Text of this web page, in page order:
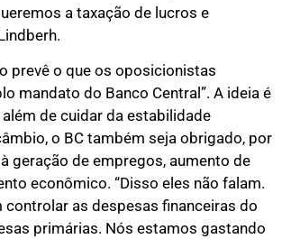
a taxação de lucros e
prevê o que os oposicionistas
mandato do Banco Central”. A ideia é
de cuidar da estabilidade
o BC também seja obrigado, por
geração de empregos, aumento de
econômico. “Disso eles não falam.
controlar as despesas financeiras do
primárias. Nós estamos gastando